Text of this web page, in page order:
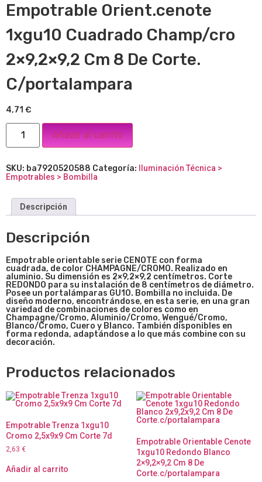
Empotrable Orient.cenote
1xgu10 Cuadrado Champ/cro
2×9,2×9,2 Cm 8 De Corte.
C/portalampara
4,71 €
Añadir al carrito
SKU: ba7920520588 Categoría:
Iluminación Técnica >
Empotrables > Bombilla
Descripción
Descripción
Empotrable orientable serie CENOTE con forma
cuadrada, de color CHAMPAGNE/CROMO. Realizado en
aluminio. Su dimensión es 2×9,2×9,2 centímetros. Corte
REDONDO para su instalación de 8 centímetros de diámetro.
Posee un portalámparas GU10. Bombilla no incluida. De
diseño moderno, encontrándose, en esta serie, en una gran
variedad de combinaciones de colores como en
Champagne/Cromo, Aluminio/Cromo, Wengué/Cromo,
Blanco/Cromo, Cuero y Blanco. También disponibles en
forma redonda, adaptándose a lo que más combine con su
decoración.
Productos relacionados
Empotrable Trenza 1xgu10
Cromo 2,5x9x9 Cm Corte 7d
2,63 €
Añadir al carrito
Empotrable Orientable Cenote
1xgu10 Redondo Blanco
2×9,2×9,2 Cm 8 De
Corte.c/portalampara